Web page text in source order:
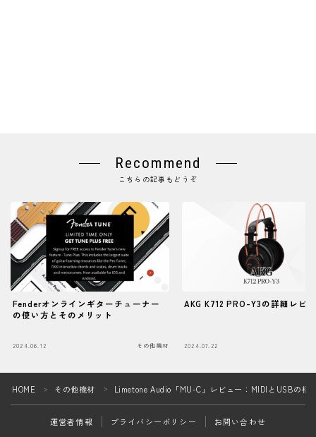
Recommend
こちらの記事もどうぞ
Fenderオンラインギターチューナー
の使い方とそのメリット
2024.06.12 その他機材
AKG K712 PRO-Y3の詳細レビ
2024.07.22
HOME ＞ その他機材 ＞ Limetone Audio「MU-C」レビュー：MIDIとUSBの橋
運営者情報 プライバシーポリシー お問い合わせ